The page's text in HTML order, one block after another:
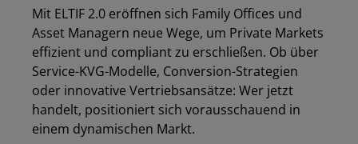
Mit ELTIF 2.0 eröffnen sich Family Offices und
Asset Managern neue Wege, um Private Markets
effizient und compliant zu erschließen. Ob über
Service-KVG-Modelle, Conversion-Strategien
oder innovative Vertriebsansätze: Wer jetzt
handelt, positioniert sich vorausschauend in
einem dynamischen Markt.